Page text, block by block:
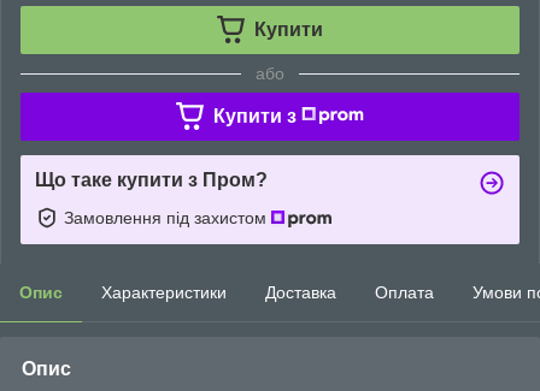
Купити
або
Купити з
Що таке купити з Пром?
Замовлення під захистом
Опис Характеристики Доставка Оплата Умови
Опис